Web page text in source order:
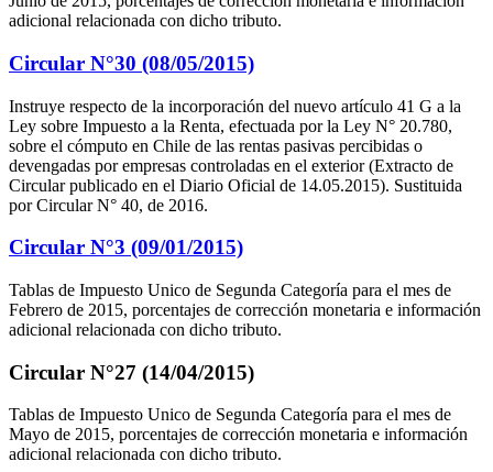
adicional relacionada con dicho tributo.
Circular N°30 (08/05/2015)
Instruye respecto de la incorporación del nuevo artículo 41 G a la
Ley sobre Impuesto a la Renta, efectuada por la Ley N° 20.780,
sobre el cómputo en Chile de las rentas pasivas percibidas o
devengadas por empresas controladas en el exterior (Extracto de
Circular publicado en el Diario Oficial de 14.05.2015). Sustituida
por Circular N° 40, de 2016.
Circular N°3 (09/01/2015)
Tablas de Impuesto Unico de Segunda Categoría para el mes de
Febrero de 2015, porcentajes de corrección monetaria e información
adicional relacionada con dicho tributo.
Circular N°27 (14/04/2015)
Tablas de Impuesto Unico de Segunda Categoría para el mes de
Mayo de 2015, porcentajes de corrección monetaria e información
adicional relacionada con dicho tributo.